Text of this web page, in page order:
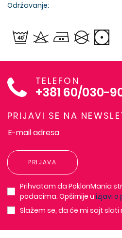
Održavanje:
TELEFON
+381 60/030-
PRIJAVI SE NA
PRIJAVA
Prihvatam da PoklonMania
podacima. Opširnije u izjavi o
Slažem se, da će mi sajt slati